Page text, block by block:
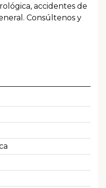
accidentes de
Consúltenos y